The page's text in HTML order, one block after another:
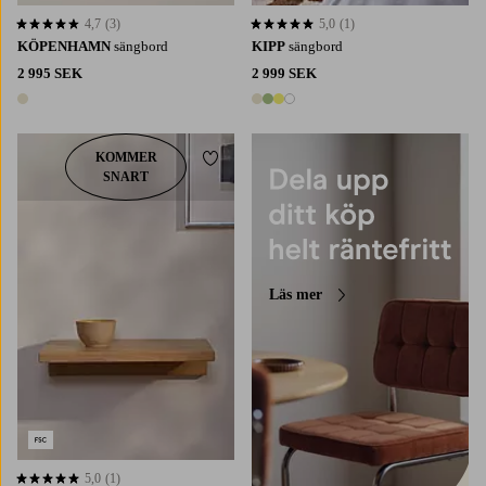
KÖPENHAMN sängbord
2 995 SEK
1 färg
4,7 baserat på 3 st betyg
4,7 (3)
KIPP sängbord
2 999 SEK
4 färger
5,0 baserat på 1 st betyg
5,0 (1)
5,0 baserat på 1 st betyg
5,0 (1)
KOMMER
SNART
Lägg till i favoriter
Läs mer